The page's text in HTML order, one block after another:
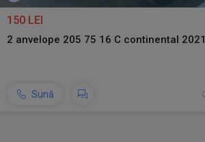
150 LEI
2 anvelope 205 75 16 C continental 2021
Sună